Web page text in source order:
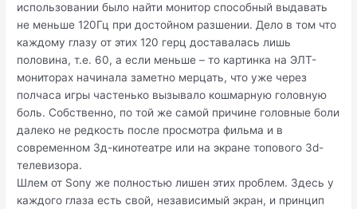
использовании было найти монитор способный выдавать
не меньше 120Гц при достойном разшении. Дело в том что
каждому глазу от этих 120 герц доставалась лишь
половина, т.е. 60, а если меньше – то картинка на ЭЛТ-
мониторах начинала заметно мерцать, что уже через
полчаса игры частенько вызывало кошмарную головную
боль. Собственно, по той же самой причине головные боли
далеко не редкость после просмотра фильма и в
современном 3д-кинотеатре или на экране топового 3d-
телевизора.
Шлем от Sony же полностью лишен этих проблем. Здесь у
каждого глаза есть свой, независимый экран, и принцип